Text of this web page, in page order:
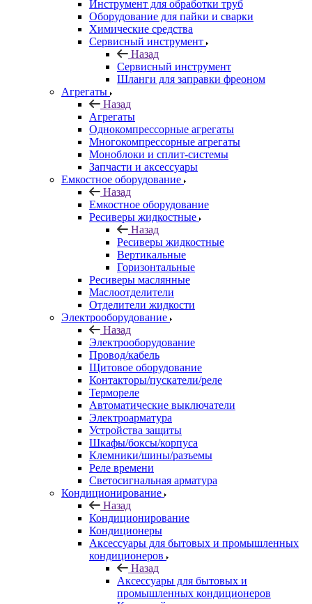
Инструмент для обработки труб
Оборудование для пайки и сварки
Химические средства
Сервисный инструмент
Назад
Сервисный инструмент
Шланги для заправки фреоном
Агрегаты
Назад
Агрегаты
Однокомпрессорные агрегаты
Многокомпрессорные агрегаты
Моноблоки и сплит-системы
Запчасти и аксессуары
Емкостное оборудование
Назад
Емкостное оборудование
Ресиверы жидкостные
Назад
Ресиверы жидкостные
Вертикальные
Горизонтальные
Ресиверы маслянные
Маслоотделители
Отделители жидкости
Электрооборудование
Назад
Электрооборудование
Провод/кабель
Щитовое оборудование
Контакторы/пускатели/реле
Термореле
Автоматические выключатели
Электроарматура
Устройства защиты
Шкафы/боксы/корпуса
Клемники/шины/разъемы
Реле времени
Светосигнальная арматура
Кондиционирование
Назад
Кондиционирование
Кондиционеры
Аксессуары для бытовых и промышленных
кондиционеров
Назад
Аксессуары для бытовых и
промышленных кондиционеров